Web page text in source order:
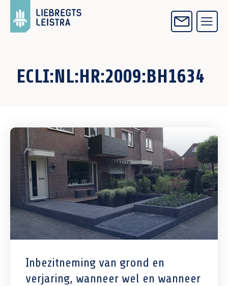
ECLI:NL:HR:2009:BH1634
Inbezitneming van grond en
verjaring, wanneer wel en wanneer